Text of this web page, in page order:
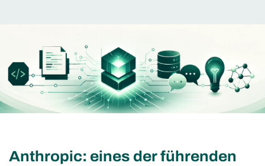
Anthropic: eines der führenden